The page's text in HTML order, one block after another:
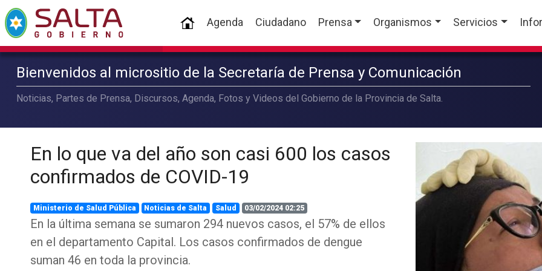
(current)
Agenda Ciudadano Prensa Organismos Servicios
Bienvenidos al micrositio de la Secretaría de Prensa y Comunicación
Noticias, Partes de Prensa, Discursos, Agenda, Fotos y Videos del Gobierno de la Provincia de Salta.
En lo que va del año son casi 600 los casos
confirmados de COVID-19
Ministerio de Salud Pública Noticias de Salta Salud 03/02/2024 02:25
En la última semana se sumaron 294 nuevos casos, el 57% de ellos
en el departamento Capital. Los casos confirmados de dengue
suman 46 en toda la provincia.